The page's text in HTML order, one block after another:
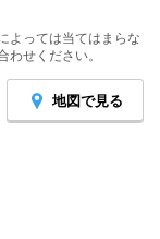
よっては当てはまらな
せください。
地図で見る